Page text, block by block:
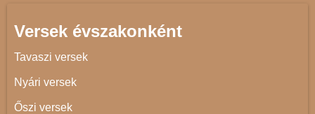
Versek évszakonként
Tavaszi versek
Nyári versek
Őszi versek